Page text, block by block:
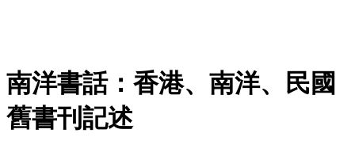
南洋書話：香港、南洋、民國
舊書刊記述